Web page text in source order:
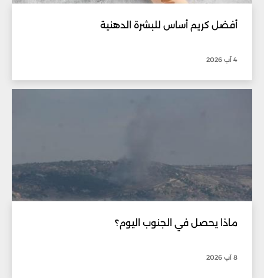
أفضل كريم أساس للبشرة الدهنية
4 آب 2026
ماذا يحصل في الجنوب اليوم؟
8 آب 2026